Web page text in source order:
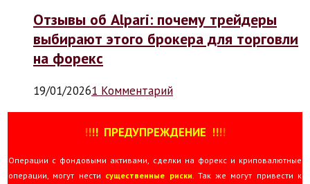
Отзывы об Alpari: почему трейдеры
выбирают этого брокера для торговли
на форекс
19/01/20261 Комментарий
!!!! ПРЕДУПРЕЖДЕНИЕ !!!!
Операции с фондовыми активами, сделки на форекс и криповалютные
операции, могут нести существенные риски . Так же могут привести к